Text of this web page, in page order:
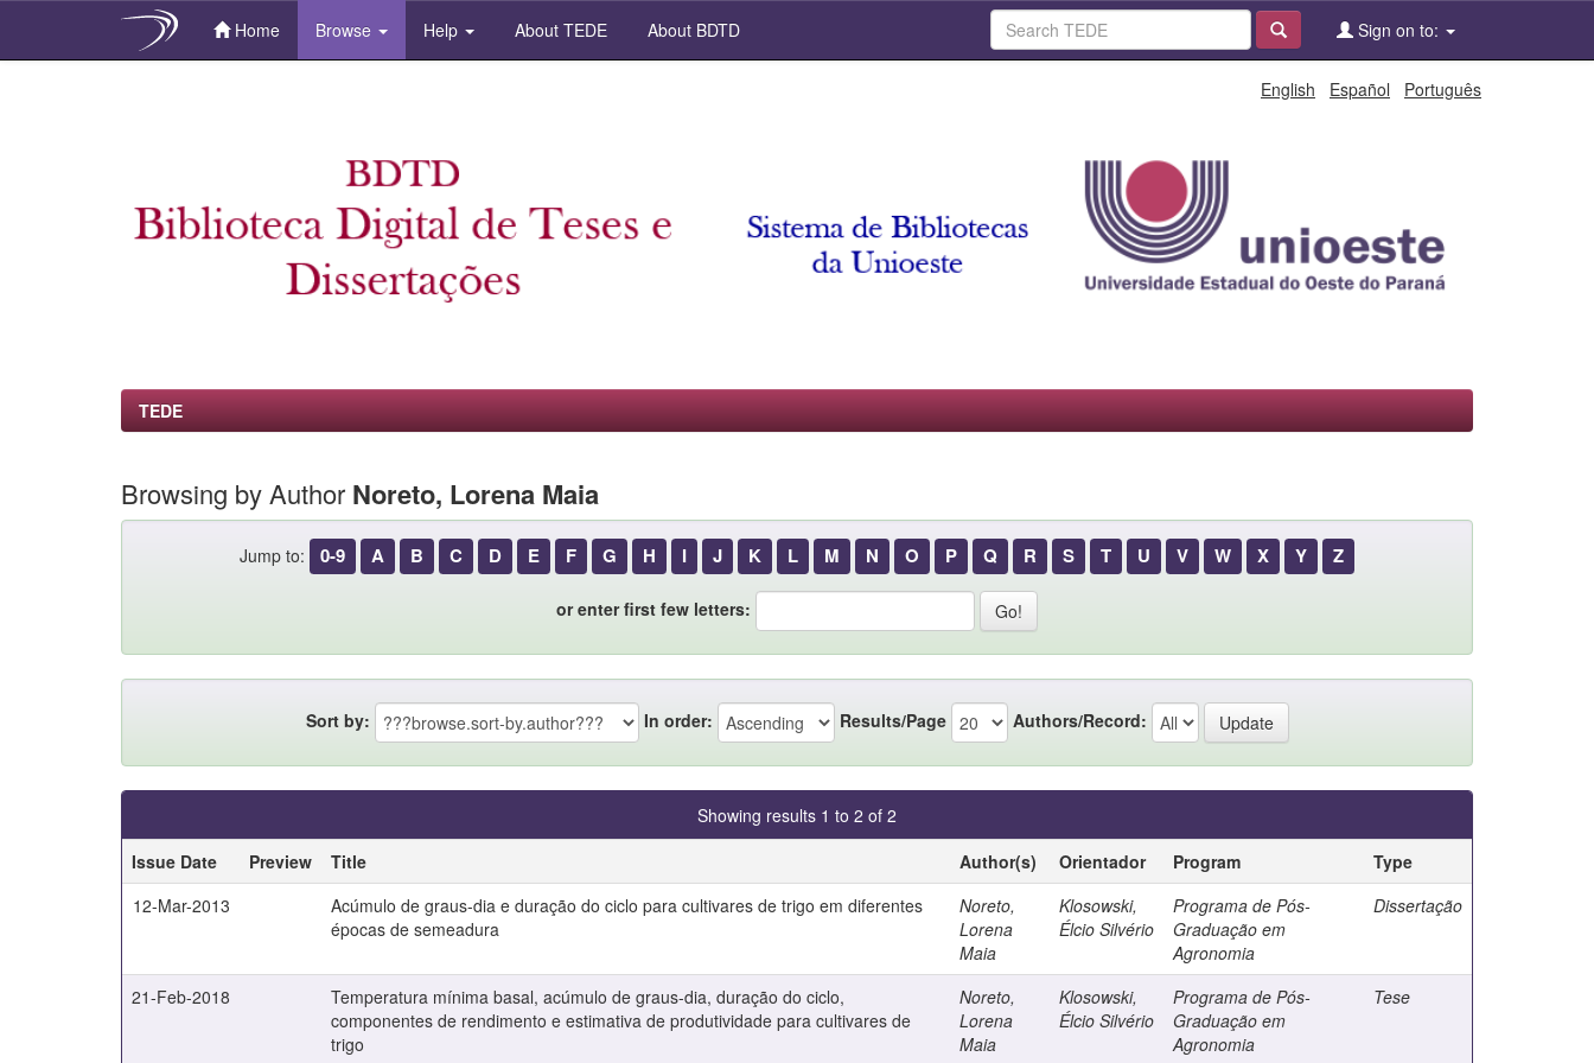
Home Browse Help About TEDE About BDTD Sign on to:
English Español Português
TEDE
Browsing by Author Noreto, Lorena Maia
Jump to: 0-9 A B C D E F G H I J K L M N O P Q R S T U V W X Y Z
or enter first few letters:
Sort by: In order: Results/Page Authors/Record:
Showing results 1 to 2 of 2
Issue Date
Preview Title Author(s) Orientador Program
Type
12-Mar-2013
Acúmulo de graus-dia e duração do ciclo para cultivares de trigo em diferentes
épocas de semeadura
Noreto,
Lorena
Maia
Klosowski,
Élcio Silvério
Programa de Pós-
Graduação em
Agronomia
Dissertação
21-Feb-2018
Temperatura mínima basal, acúmulo de graus-dia, duração do ciclo,
componentes de rendimento e estimativa de produtividade para cultivares de
trigo
Noreto,
Lorena
Maia
Klosowski,
Élcio Silvério
Programa de Pós-
Graduação em
Agronomia
Tese